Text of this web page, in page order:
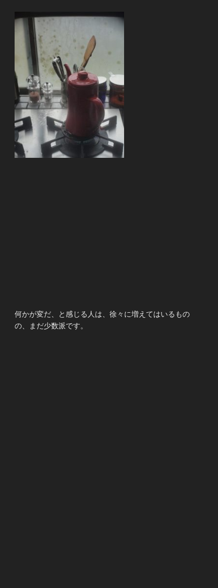
何かが変だ、と感じる人は、徐々に増えてはいるもの
の、まだ少数派です。